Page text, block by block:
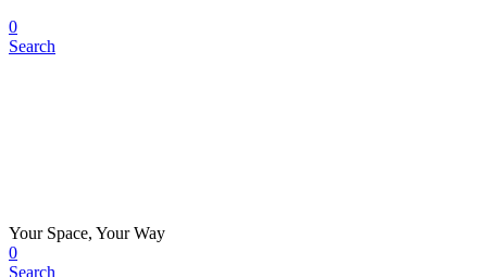
0
Search
Your Space, Your Way
0
Search